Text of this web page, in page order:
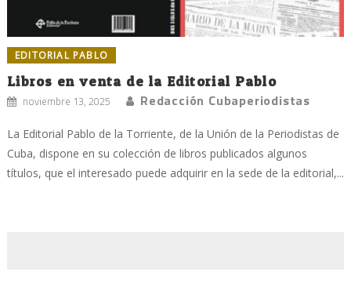
EDITORIAL PABLO
Libros en venta de la Editorial Pablo
noviembre 13, 2025 Redacción Cubaperiodistas
La Editorial Pablo de la Torriente, de la Unión de la Periodistas de
Cuba, dispone en su colección de libros publicados algunos
títulos, que el interesado puede adquirir en la sede de la editorial,...